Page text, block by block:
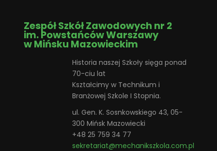
Zespół Szkół Zawodowych nr 2
im. Powstańców Warszawy
w Mińsku Mazowieckim
Historia naszej Szkoły sięga ponad
70-ciu lat
Kształcimy w Technikum i
Branżowej Szkole I Stopnia.
ul. Gen. K. Sosnkowskiego 43, 05-
300 Mińsk Mazowiecki
+48 25 759 34 77
sekretariat@mechanikszkola.com.pl